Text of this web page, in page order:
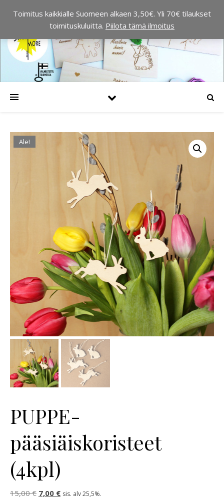
Ale!
PUPPE-
pääsiäiskoristeet
(4kpl)
15,00€ Alkuperäinen hinta oli: 15,00 €.
7,00 €Nykyinen hinta on: 7,00 €.
sis. alv 25,5%.
Toimitus kaikkialle Suomeen alkaen 3,50€. Yli 70€ tilaukset
toimituskuluitta. Piilota tämä ilmoitus